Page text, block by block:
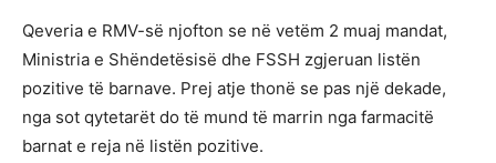
Qeveria e RMV-së njofton se në vetëm 2 muaj mandat,
Ministria e Shëndetësisë dhe FSSH zgjeruan listën
pozitive të barnave. Prej atje thonë se pas një dekade,
nga sot qytetarët do të mund të marrin nga farmacitë
barnat e reja në listën pozitive.